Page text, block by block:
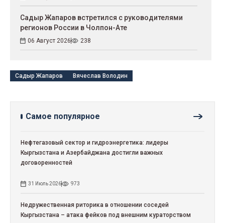
Садыр Жапаров встретился с руководителями
регионов России в Чолпон-Ате
06 Август 2026 238
Садыр Жапаров Вячеслав Володин
Самое популярное
Нефтегазовый сектор и гидроэнергетика: лидеры
Кыргызстана и Азербайджана достигли важных
договоренностей
31 Июль 2026 973
Недружественная риторика в отношении соседей
Кыргызстана – атака фейков под внешним кураторством